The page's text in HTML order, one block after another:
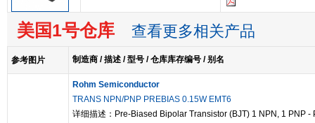
美国1号仓库 查看更多相关产品
参考图片 制造商 / 描述 / 型号 / 仓库库存编号 / 别名
Rohm Semiconductor
TRANS NPN/PNP PREBIAS 0.15W EMT6
详细描述：Pre-Biased Bipolar Transistor (BJT) 1 NPN, 1 PNP -